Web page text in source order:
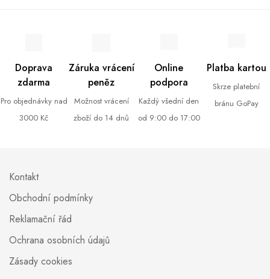
Doprava
zdarma
Pro objednávky nad
3000 Kč
Záruka vrácení
peněz
Možnost vrácení
zboží do 14 dnů
Online
podpora
Každý všední den
od 9:00 do 17:00
Platba kartou
Skrze platební
bránu GoPay
Kontakt
Obchodní podmínky
Reklamační řád
Ochrana osobních údajů
Zásady cookies